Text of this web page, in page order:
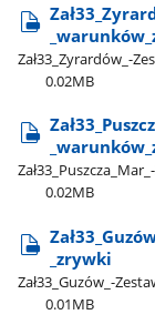
Zał33​_Zyrardów​_-
0.02MB
0.02MB
_zrywki
Zał33​_Guzów​_-
0.01MB